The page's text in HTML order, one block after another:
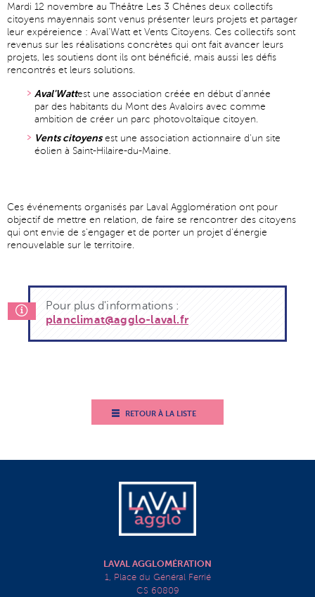
Mardi 12 novembre au Théâtre Les 3 Chênes deux collectifs
citoyens mayennais sont venus présenter leurs projets et partager
leur expéreience : Aval'Watt et Vents Citoyens. Ces collectifs sont
revenus sur les réalisations concrètes qui ont fait avancer leurs
projets, les soutiens dont ils ont bénéficié, mais aussi les défis
rencontrés et leurs solutions.
Aval'Wattest une association créée en début d'année
par des habitants du Mont des Avaloirs avec comme
ambition de créer un parc photovoltaïque citoyen.
Vents citoyensest une association actionnaire d'un site
éolien à Saint-Hilaire-du-Maine.
Ces événements organisés par Laval Agglomération ont pour
objectif de mettre en relation, de faire se rencontrer des citoyens
qui ont envie de s'engager et de porter un projet d'énergie
renouvelable sur le territoire.
Pour plus d'informations :
planclimat@agglo-laval.fr
RETOUR À LA LISTE
LAVAL AGGLOMÉRATION
1, Place du Général Ferrié
CS 60809